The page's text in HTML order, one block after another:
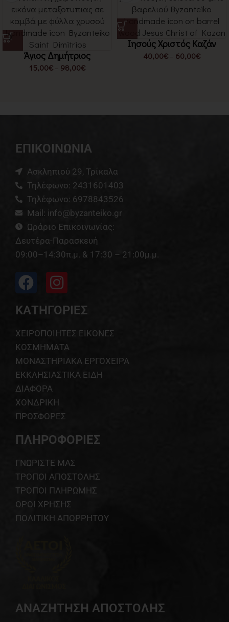
Άγιος Δημήτριος
15,00€ – 98,00€
Ιησούς Χριστός Καζάν
40,00€ – 60,00€
ΕΠΙΚΟΙΝΩΝΙΑ
Ασκληπιού 29, Τρίκαλα
Τηλέφωνο: 2431601403
Τηλέφωνο: 6978843526
Mail: info@byzanteiko.gr
Ωράριο Επικοινωνίας:
Δευτέρα-Παρασκευή
09:00–14:30π.μ. & 17:30 – 21:00μ.μ.
ΚΑΤΗΓΟΡΙΕΣ
ΧΕΙΡΟΠΟΙΗΤΕΣ ΕΙΚΟΝΕΣ
ΚΟΣΜΗΜΑΤΑ
ΜΟΝΑΣΤΗΡΙΑΚΑ ΕΡΓΟΧΕΙΡΑ
ΕΚΚΛΗΣΙΑΣΤΙΚΑ ΕΙΔΗ
ΔΙΑΦΟΡΑ
ΧΟΝΔΡΙΚΗ
ΠΡΟΣΦΟΡΕΣ
ΠΛΗΡΟΦΟΡΙΕΣ
ΓΝΩΡΙΣΤΕ ΜΑΣ
ΤΡΟΠΟΙ ΑΠΟΣΤΟΛΗΣ
ΤΡΟΠΟΙ ΠΛΗΡΩΜΗΣ
ΟΡΟΙ ΧΡΗΣΗΣ
ΠΟΛΙΤΙΚΗ ΑΠΟΡΡΗΤΟΥ
ΑΝΑΖΗΤΗΣΗ ΑΠΟΣΤΟΛΗΣ